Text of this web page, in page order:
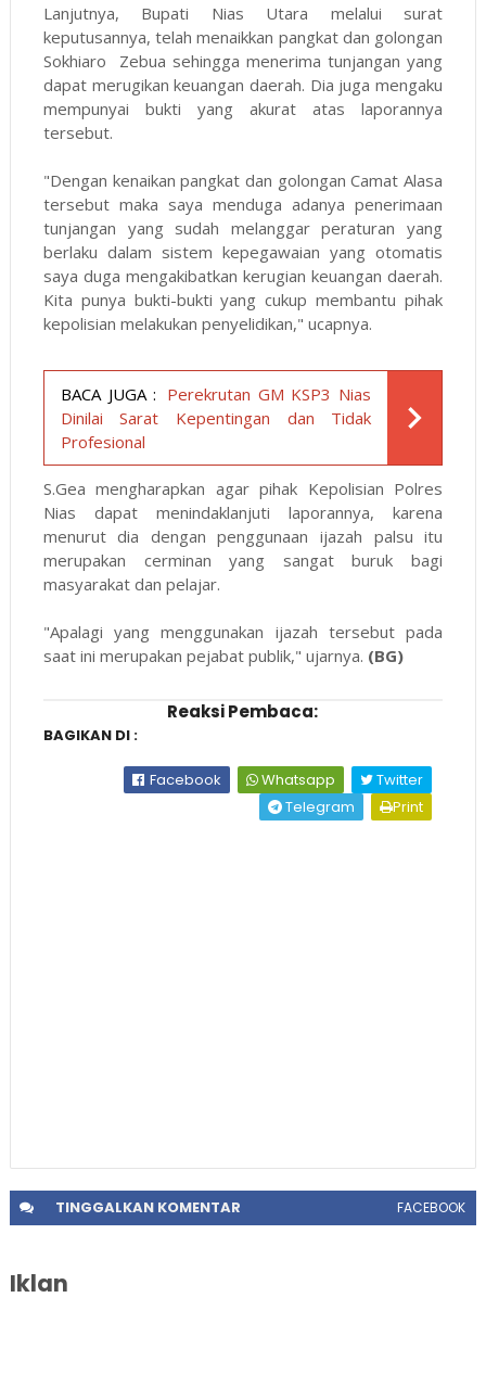
Lanjutnya, Bupati Nias Utara melalui surat
keputusannya, telah menaikkan pangkat dan golongan
Sokhiaro Zebua sehingga menerima tunjangan yang
dapat merugikan keuangan daerah. Dia juga mengaku
mempunyai bukti yang akurat atas laporannya
tersebut.
"Dengan kenaikan pangkat dan golongan Camat Alasa
tersebut maka saya menduga adanya penerimaan
tunjangan yang sudah melanggar peraturan yang
berlaku dalam sistem kepegawaian yang otomatis
saya duga mengakibatkan kerugian keuangan daerah.
Kita punya bukti-bukti yang cukup membantu pihak
kepolisian melakukan penyelidikan," ucapnya.
BACA JUGA : Perekrutan GM KSP3 Nias
Dinilai Sarat Kepentingan dan Tidak
Profesional
S.Gea mengharapkan agar pihak Kepolisian Polres
Nias dapat menindaklanjuti laporannya, karena
menurut dia dengan penggunaan ijazah palsu itu
merupakan cerminan yang sangat buruk bagi
masyarakat dan pelajar.
"Apalagi yang menggunakan ijazah tersebut pada
saat ini merupakan pejabat publik," ujarnya. (BG)
Reaksi Pembaca:
BAGIKAN DI :
Facebook Whatsapp
Twitter
Telegram
Print
TINGGALKANKOMENTAR FACEBOOK
Iklan